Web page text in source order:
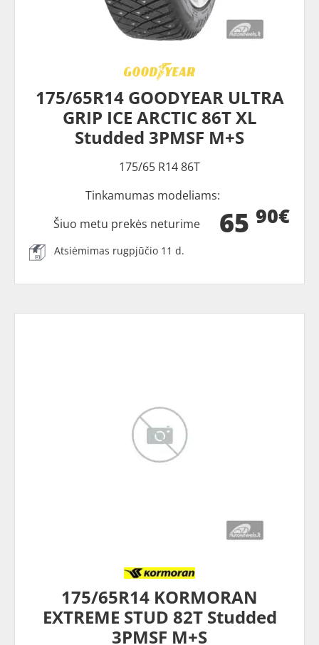
175/65R14 GOODYEAR ULTRA
GRIP ICE ARCTIC 86T XL
Studded 3PMSF M+S
175/65 R14 86T
Tinkamumas modeliams:
65 90€
Šiuo metu prekės neturime
Atsiėmimas rugpjūčio 11 d.
175/65R14 KORMORAN
EXTREME STUD 82T Studded
3PMSF M+S